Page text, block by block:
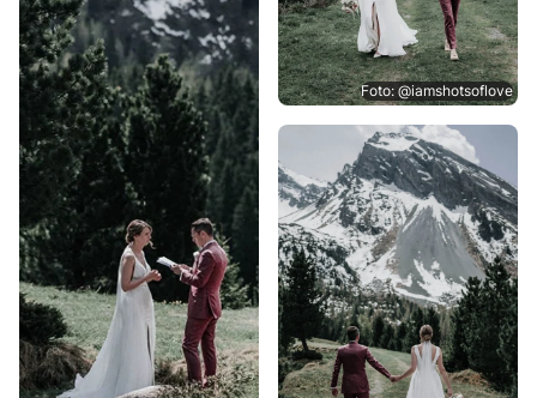
Foto: @iamshotsoflove